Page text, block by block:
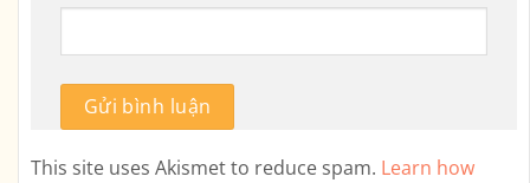
This site uses Akismet to reduce spam. Learn how